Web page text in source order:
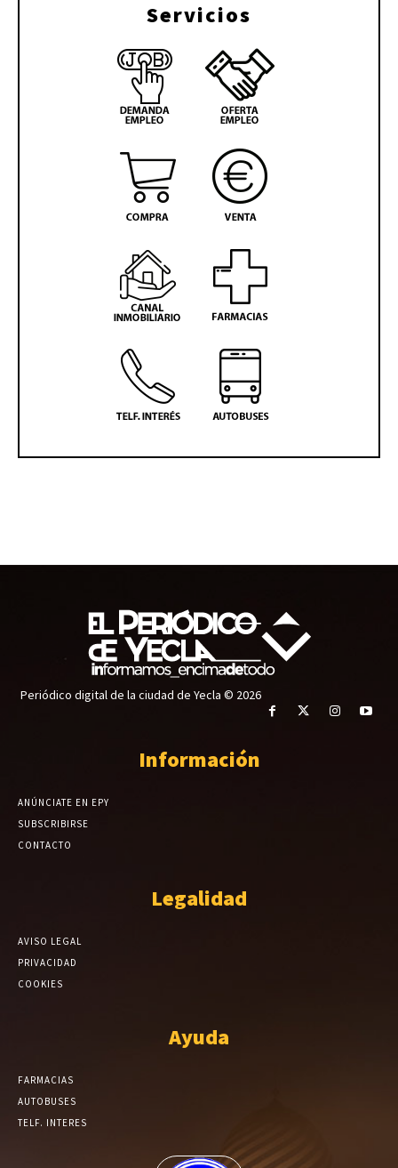
Servicios
Periódico digital de la ciudad de Yecla © 2026
Información
ANÚNCIATE EN EPY
SUBSCRIBIRSE
CONTACTO
Legalidad
AVISO LEGAL
PRIVACIDAD
COOKIES
Ayuda
FARMACIAS
AUTOBUSES
TELF. INTERES